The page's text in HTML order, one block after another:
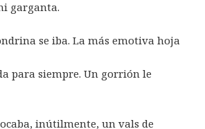
garganta.
se iba. La más emotiva hoja
para siempre. Un gorrión le
inútilmente, un vals de